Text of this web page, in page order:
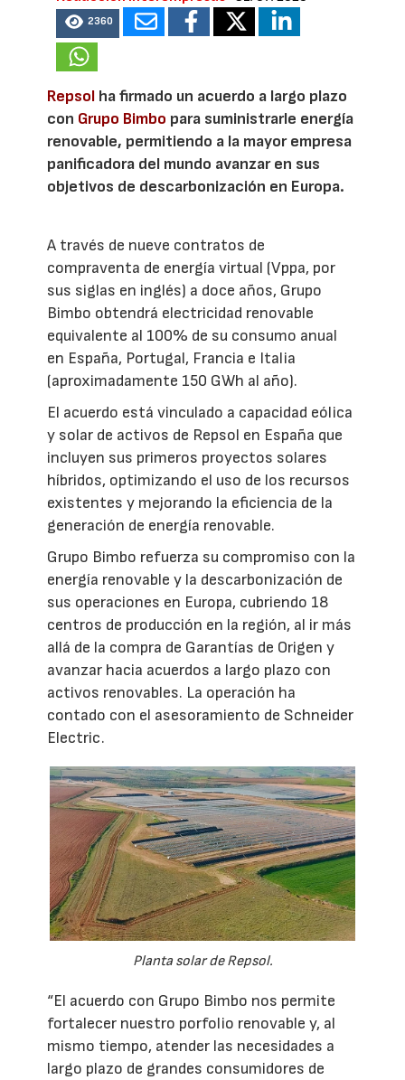
2360
Repsol ha firmado un acuerdo a largo plazo
con Grupo Bimbo para suministrarle energía
renovable, permitiendo a la mayor empresa
panificadora del mundo avanzar en sus
objetivos de descarbonización en Europa.
A través de nueve contratos de
compraventa de energía virtual (Vppa, por
sus siglas en inglés) a doce años, Grupo
Bimbo obtendrá electricidad renovable
equivalente al 100% de su consumo anual
en España, Portugal, Francia e Italia
(aproximadamente 150 GWh al año).
El acuerdo está vinculado a capacidad eólica
y solar de activos de Repsol en España que
incluyen sus primeros proyectos solares
híbridos, optimizando el uso de los recursos
existentes y mejorando la eficiencia de la
generación de energía renovable.
Grupo Bimbo refuerza su compromiso con la
energía renovable y la descarbonización de
sus operaciones en Europa, cubriendo 18
centros de producción en la región, al ir más
allá de la compra de Garantías de Origen y
avanzar hacia acuerdos a largo plazo con
activos renovables. La operación ha
contado con el asesoramiento de Schneider
Electric.
Planta solar de Repsol.
“El acuerdo con Grupo Bimbo nos permite
fortalecer nuestro porfolio renovable y, al
mismo tiempo, atender las necesidades a
largo plazo de grandes consumidores de